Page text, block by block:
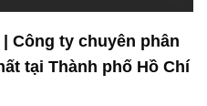
| Công ty chuyên phân
tại Thành phố Hồ Chí